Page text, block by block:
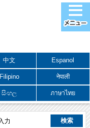
中文 Espanol
Filipino नेपाली
සිංහල ภาษาไทย